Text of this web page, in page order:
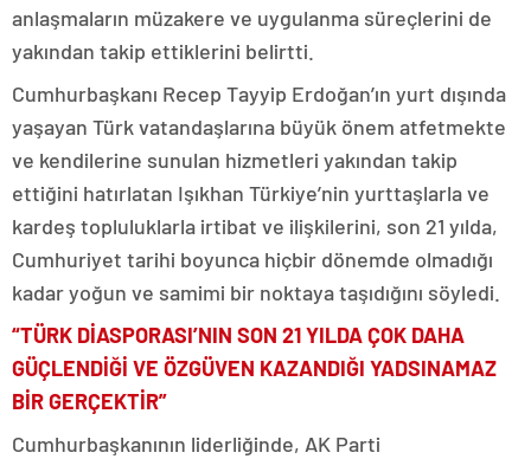
anlaşmaların müzakere ve uygulanma süreçlerini de
yakından takip ettiklerini belirtti.
Cumhurbaşkanı Recep Tayyip Erdoğan’ın yurt dışında
yaşayan Türk vatandaşlarına büyük önem atfetmekte
ve kendilerine sunulan hizmetleri yakından takip
ettiğini hatırlatan Işıkhan Türkiye’nin yurttaşlarla ve
kardeş topluluklarla irtibat ve ilişkilerini, son 21 yılda,
Cumhuriyet tarihi boyunca hiçbir dönemde olmadığı
kadar yoğun ve samimi bir noktaya taşıdığını söyledi.
“TÜRK DİASPORASI’NIN SON 21 YILDA ÇOK DAHA
GÜÇLENDİĞİ VE ÖZGÜVEN KAZANDIĞI YADSINAMAZ
BİR GERÇEKTİR”
Cumhurbaşkanının liderliğinde, AK Parti